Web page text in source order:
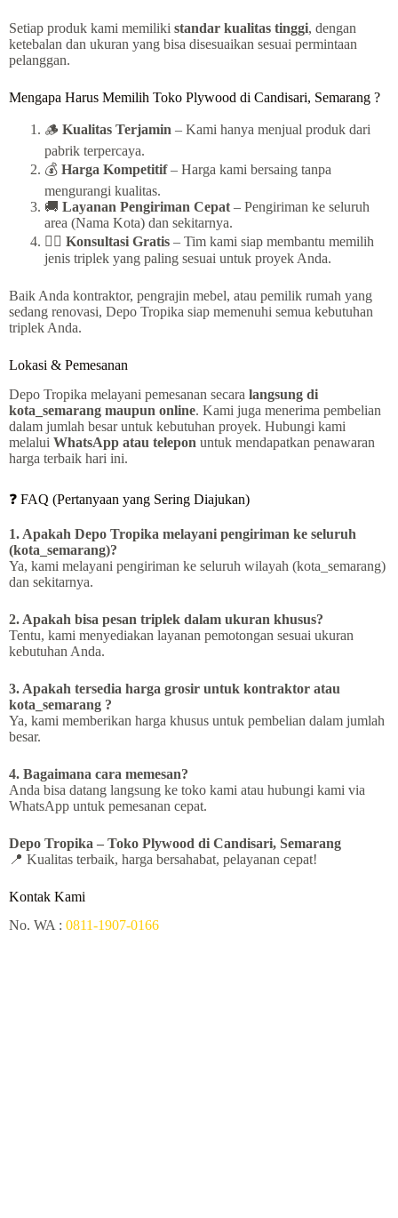
Setiap produk kami memiliki standar kualitas tinggi, dengan
ketebalan dan ukuran yang bisa disesuaikan sesuai permintaan
pelanggan.
Mengapa Harus Memilih Toko Plywood di Candisari, Semarang ?
🪵 Kualitas Terjamin – Kami hanya menjual produk dari
pabrik terpercaya.
💰 Harga Kompetitif– Harga kami bersaing tanpa
mengurangi kualitas.
🚚 Layanan Pengiriman Cepat – Pengiriman ke seluruh
area (Nama Kota) dan sekitarnya.
👷‍♂️ Konsultasi Gratis – Tim kami siap membantu memilih
jenis triplek yang paling sesuai untuk proyek Anda.
Baik Anda kontraktor, pengrajin mebel, atau pemilik rumah yang
sedang renovasi, Depo Tropika siap memenuhi semua kebutuhan
triplek Anda.
Lokasi & Pemesanan
Depo Tropika melayani pemesanan secara langsung di
kota_semarang maupun online. Kami juga menerima pembelian
dalam jumlah besar untuk kebutuhan proyek. Hubungi kami
melalui WhatsApp atau telepon untuk mendapatkan penawaran
harga terbaik hari ini.
❓ FAQ (Pertanyaan yang Sering Diajukan)
1. Apakah Depo Tropika melayani pengiriman ke seluruh
(kota_semarang)?
Ya, kami melayani pengiriman ke seluruh wilayah (kota_semarang)
dan sekitarnya.
2. Apakah bisa pesan triplek dalam ukuran khusus?
Tentu, kami menyediakan layanan pemotongan sesuai ukuran
kebutuhan Anda.
3. Apakah tersedia harga grosir untuk kontraktor atau
kota_semarang ?
Ya, kami memberikan harga khusus untuk pembelian dalam jumlah
besar.
4. Bagaimana cara memesan?
Anda bisa datang langsung ke toko kami atau hubungi kami via
WhatsApp untuk pemesanan cepat.
Depo Tropika – Toko Plywood di Candisari, Semarang
📍 Kualitas terbaik, harga bersahabat, pelayanan cepat!
Kontak Kami
No. WA : 0811-1907-0166